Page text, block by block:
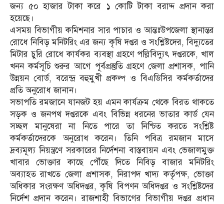
জন্য ৫০ হাজার টাকা করে ১ কোটি টাকা বরাদ্দ প্রদান করা
হয়েছে।
এসময় বিভাগীয় কমিশনার সার পাচার ও আন্তঃউপজেলা স্থানান্তর
রোধে নিবিড় মনিটরিং এর জন্য কৃষি দপ্তর ও সংশ্লিষ্টদের, বিদ্যুতের
মিটার চুরি রোধে কার্যকর ব্যবস্থা গ্রহণে পল্লিবিদ্যুৎ দপ্তরকে, খাল
খনন কর্মসূচি শুরুর আগে পূর্বপ্রস্তুতি গ্রহণে জেলা প্রশাসক, পানি
উন্নয়ন বোর্ড, বরেন্দ্র বহুমুখী প্রকল্প ও বিএডিসির কর্মকর্তাদের
প্রতি অনুরোধ জানান।
সভাপতি রমজানে যানজট হয় এমন কার্যক্রম থেকে বিরত থাকতে
সড়ক ও জনপথ দপ্তরকে এবং বিভিন্ন ধরনের ভাতার কার্ড যেন
সচ্ছল মানুষেরা না নিতে পারে তা নিশ্চিত করতে সংশ্লিষ্ট
কর্মকর্তাদেরকে অনুরোধ করেন। তিনি পবিত্র রমজান মাসে
দ্রব্যমূল্য নিয়ন্ত্রণে সরকারের নির্দেশনা বাস্তবায়ন এবং ভেজালমুক্ত
খাবার ভোক্তার কাছে পৌঁছে দিতে নিবিড় বাজার মনিটরিং
অব্যাহত রাখতে জেলা প্রশাসক, নিরাপদ খাদ্য কর্তৃপক্ষ, ভোক্তা
অধিকার সংরক্ষণ অধিদপ্তর, কৃষি বিপণন অধিদপ্তর ও সংশ্লিষ্টদের
নির্দেশ প্রদান করেন। রাজশাহী বিভাগের বিভাগীয় দপ্তর প্রধান